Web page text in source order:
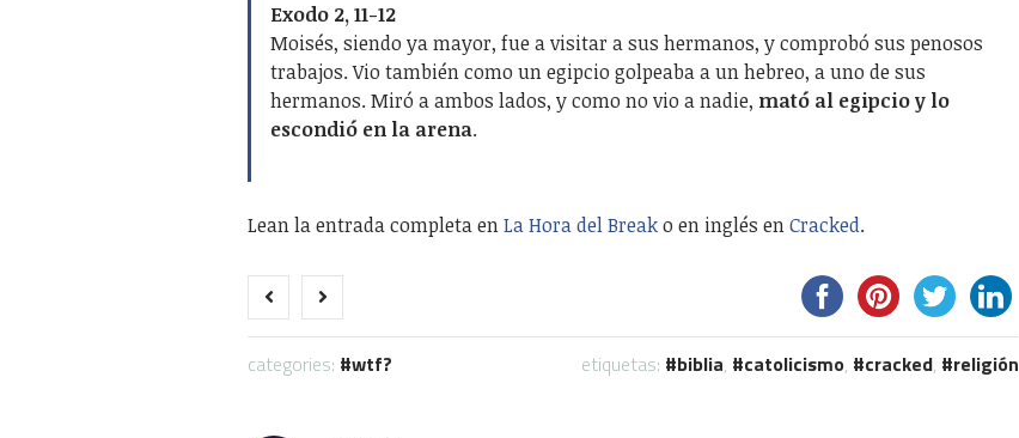
Exodo 2, 11-12
Moisés, siendo ya mayor, fue a visitar a sus hermanos, y comprobó sus penosos
trabajos. Vio también como un egipcio golpeaba a un hebreo, a uno de sus
hermanos. Miró a ambos lados, y como no vio a nadie, mató al egipcio y lo
escondió en la arena.
Lean la entrada completa enLa Hora del Breako en inglés enCracked.
categories: wtf? etiquetas: biblia, catolicismo, cracked, religión